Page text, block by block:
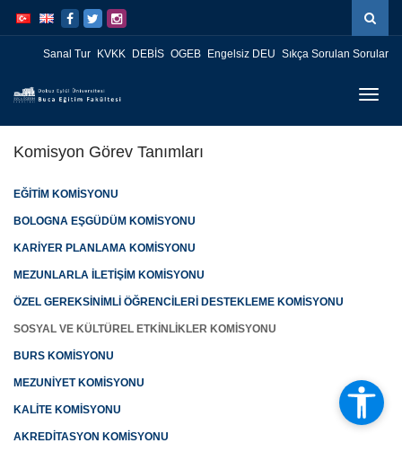
atla
Navigasyona
atla
Sanal Tur KVKK DEBİS OGEB Engelsiz DEU Sıkça Sorulan Sorular
Komisyon Görev Tanımları
EĞİTİM KOMİSYONU
BOLOGNA EŞGÜDÜM KOMİSYONU
KARİYER PLANLAMA KOMİSYONU
MEZUNLARLA İLETİŞİM KOMİSYONU
ÖZEL GEREKSİNİMLİ ÖĞRENCİLERİ DESTEKLEME KOMİSYONU
SOSYAL VE KÜLTÜREL ETKİNLİKLER KOMİSYONU
BURS KOMİSYONU
MEZUNİYET KOMİSYONU
KALİTE KOMİSYONU
AKREDİTASYON KOMİSYONU